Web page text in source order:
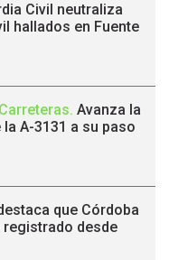
Civil neutraliza
hallados en Fuente
. Avanza la
A-3131 a su paso
que Córdoba
desde